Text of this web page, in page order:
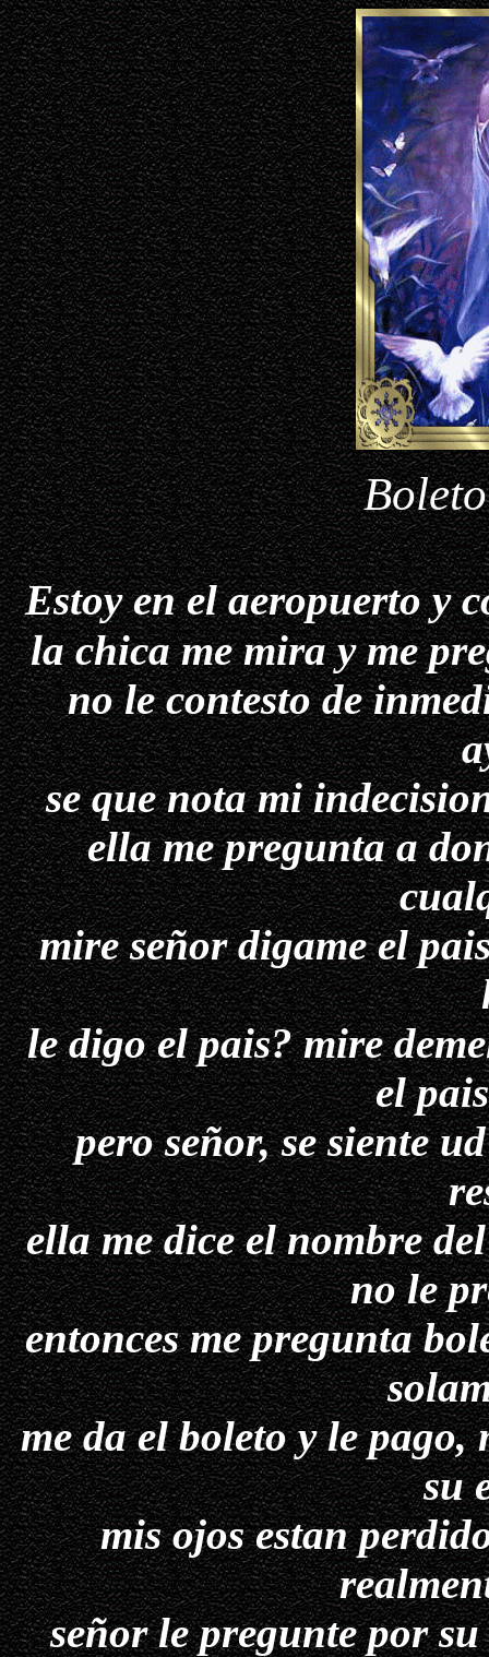
Estoy en el aeropuerto y
la chica me mira y me
no le contesto de
se que nota mi
ella me pregunta a
mire señor digame el
le digo el pais? mire
el
pero señor, se siente
ella me dice el nombre
no le
entonces me pregunta
me da el boleto y le pago,
su
mis ojos estan
señor le pregunte por